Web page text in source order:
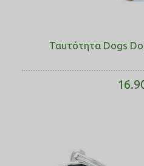
Ταυτότητα Dogs